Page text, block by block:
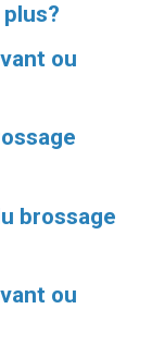
ou
brossage
ou